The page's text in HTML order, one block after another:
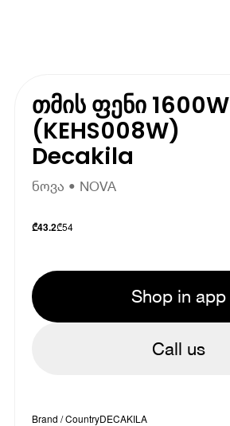
თმის ფენი 1600W
(KEHS008W)
Decakila
ნოვა • NOVA
₾43.2₾54
Shop in app
Call us
Brand / CountryDECAKILA